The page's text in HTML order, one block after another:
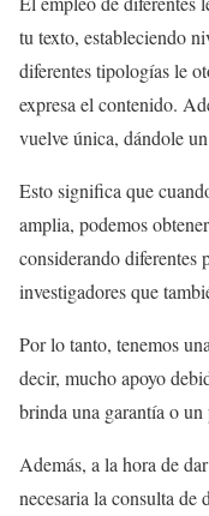
tu texto, estableciendo
diferentes tipologías le
expresa el contenido.
vuelve única, dándole
Esto significa que
amplia, podemos
considerando diferentes
investigadores que
Por lo tanto, tenemos
decir, mucho apoyo
brinda una garantía o
Además, a la hora de
necesaria la consulta de